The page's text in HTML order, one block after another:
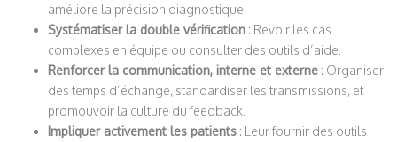
améliore la précision diagnostique.
Systématiser la double vérification : Revoir les cas
complexes en équipe ou consulter des outils d’aide.
Renforcer la communication, interne et externe : Organiser
des temps d’échange, standardiser les transmissions, et
promouvoir la culture du feedback.
Impliquer activement les patients : Leur fournir des outils